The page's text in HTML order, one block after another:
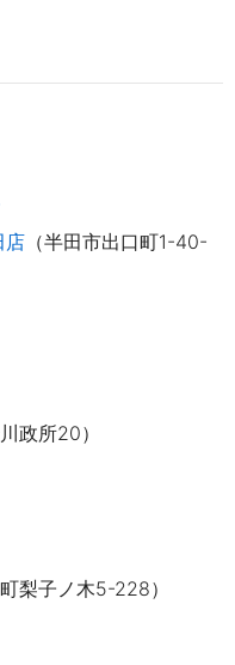
店 （半田市出口町1-40-
政所20）
町梨子ノ木5-228）